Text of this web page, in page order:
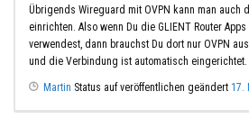
Übrigends Wireguard mit OVPN kann man auch
einrichten. Also wenn Du die GLIENT Router
verwendest, dann brauchst Du dort nur OVPN
und die Verbindung ist automatisch eingerichtet.
Martin Status auf veröffentlichen geändert 17.